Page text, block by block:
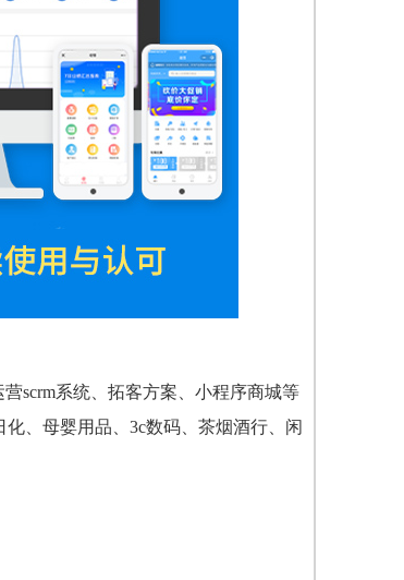
scrm系统、拓客方案、小程序商城等
、母婴用品、3c数码、茶烟酒行、闲